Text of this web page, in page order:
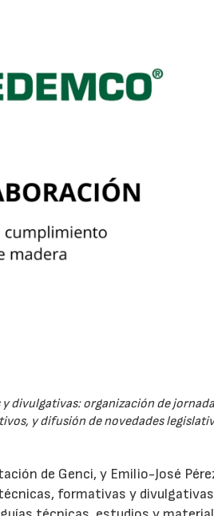
divulgativas: organización de
y difusión de novedades
de Genci, y Emilio-José
formativas y